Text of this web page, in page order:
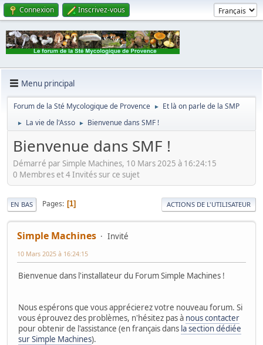
Connexion Inscrivez-vous
Menu principal
Forum de la Sté Mycologique de Provence ► Et là on parle de la SMP
► La vie de l'Asso ► Bienvenue dans SMF !
Bienvenue dans SMF !
Démarré par Simple Machines, 10 Mars 2025 à 16:24:15
0 Membres et 4 Invités sur ce sujet
EN BAS Pages 1 ACTIONS DE L'UTILISATEUR
Simple Machines Invité
10 Mars 2025 à 16:24:15
Bienvenue dans l'installateur du Forum Simple Machines !
Nous espérons que vous apprécierez votre nouveau forum. Si
vous éprouvez des problèmes, n'hésitez pas à nous contacter
pour obtenir de l'assistance (en français dans la section dédiée
sur Simple Machines).